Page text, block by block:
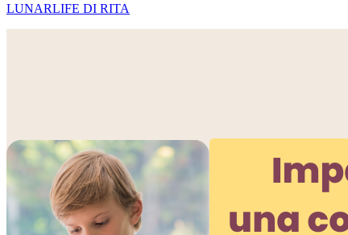
LUNARLIFE DI RITA